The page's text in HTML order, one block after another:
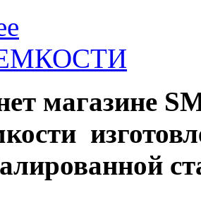
магазине